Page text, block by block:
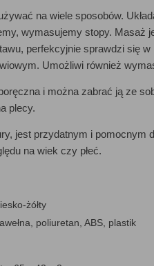
na wiele sposobów.
wymasujemy stopy. Masaż
perfekcyjnie sprawdzi się
Umożliwi również
i można zabrać ją ze
plecy.
jest przydatnym i pomocnym
na wiek czy płeć.
żółty
poliuretan, ABS, plastik